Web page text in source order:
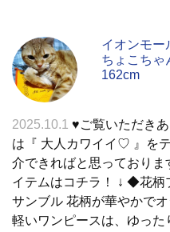
イオンモー
ちょこちゃ
162cm
2025.10.1 ♥︎ご覧いただき
は『 大人カワイイ♡ 』を
介できればと思っておりま
イテムはコチラ！ ↓ ◆花柄
サンブル 花柄が華やかで
軽いワンピースは、ゆっ